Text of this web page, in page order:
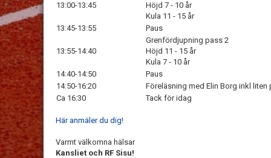
13:00-13:45
Höjd 7 - 10 år
Kula 11 - 15 år
13:45-13:55
Paus
13:55-14:40
Grenfördjupning pass 2
Höjd 11 - 15 år
Kula 7 - 10 år
14:40-14:50
Paus
14:50-16:20
Föreläsning med Elin Borg inkl liten
Ca 16:30
Tack för idag
Här anmäler du dig!
Varmt välkomna hälsar
Kansliet och RF Sisu!